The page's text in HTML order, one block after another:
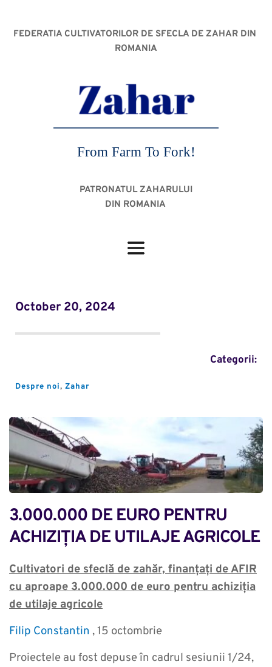
FEDERATIA CULTIVATORILOR DE SFECLA DE ZAHAR DIN
ROMANIA
From Farm To Fork!
PATRONATUL ZAHARULUI
DIN ROMANIA
October 20, 2024
Categorii:
Despre noi, Zahar
3.000.000 DE EURO PENTRU
ACHIZIȚIA DE UTILAJE AGRICOLE
Cultivatori de sfeclă de zahăr, finanțați de AFIR
cu aproape 3.000.000 de euro pentru achiziția
de utilaje agricole
Filip Constantin , 15 octombrie
Proiectele au fost depuse în cadrul sesiunii 1/24,